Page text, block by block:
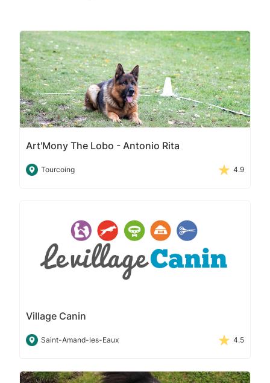
Art'Mony The Lobo - Antonio Rita
Tourcoing 4.9
Village Canin
Saint-Amand-les-Eaux 4.5